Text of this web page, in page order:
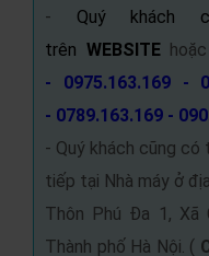
- Quý khách
trên WEBSITE
- 0975.163.169 -
- 0789.163.169 -
- Quý khách cũng có
tiếp tại Nhà máy ở
Thôn Phú Đa 1, Xã
Thành phố Hà Nội. (